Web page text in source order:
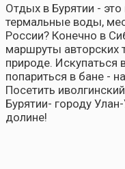
Отдых в Бурятии -
термальные воды,
России? Конечно в
маршруты авторских
природе. Искупаться
попариться в бане -
Посетить
Бурятии- городу
долине!